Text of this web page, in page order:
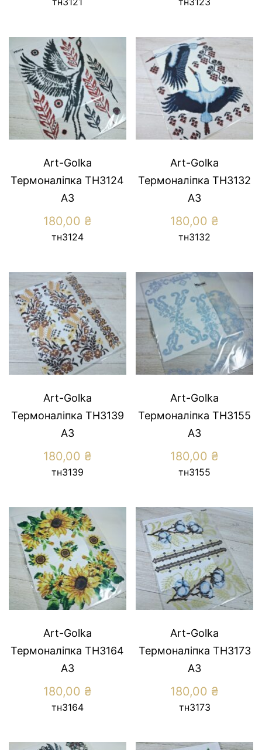
Art-Golka
Термоналіпка ТН3124
А3
180,00 ₴
тн3124
Art-Golka
Термоналіпка ТН3132
А3
180,00 ₴
тн3132
Art-Golka
Термоналіпка ТН3139
А3
180,00 ₴
тн3139
Art-Golka
Термоналіпка ТН3155
А3
180,00 ₴
тн3155
Art-Golka
Термоналіпка ТН3164
А3
180,00 ₴
тн3164
Art-Golka
Термоналіпка ТН3173
А3
180,00 ₴
тн3173